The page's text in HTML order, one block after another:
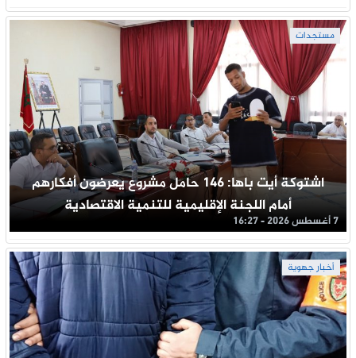
مستجدات
اشتوكة أيت باها: 146 حامل مشروع يعرضون أفكارهم
أمام اللجنة الإقليمية للتنمية الاقتصادية
7 أغسطس 2026 - 16:27
أخبار جهوية